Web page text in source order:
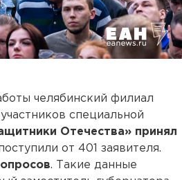
челябинский филиал
специальной
Отечества» принял
от 401 заявителя.
. Такие данные